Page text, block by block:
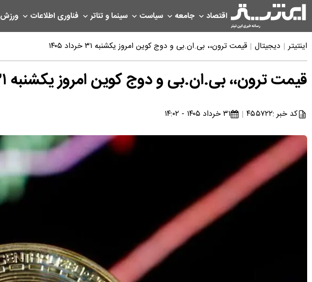
اقتصاد جامعه سیاست سینما و تئاتر فناوری اطلاعات ورزش
اینتیتر دیجیتال قیمت ترون،، بی.ان.بی و دوج کوین امروز یکشنبه ۳۱ خرداد ۱۴۰۵
قیمت ترون،، بی.ان.بی و دوج کوین امروز یکشنبه ۳۱ خرداد ۱۴۰۵
کد خبر :۴۵۵۷۲۲ ۳۱ خرداد ۱۴۰۵ - ۱۴:۰۲